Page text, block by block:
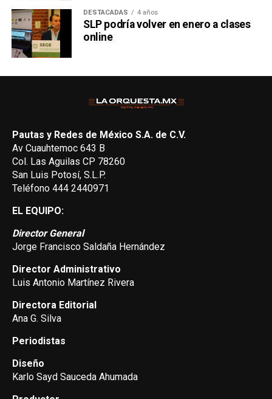
DESTACADAS 4 años
SLP podría volver en enero a clases
online
Pautas y Redes de México S.A. de C.V.
Av Cuauhtemoc 643 B
Col. Las Aguilas CP 78260
San Luis Potosí, S.L.P.
Teléfono 444 2440971
EL EQUIPO:
Director General
Jorge Francisco Saldaña Hernández
Director Administrativo
Luis Antonio Martínez Rivera
Directora Editorial
Ana G. Silva
Periodistas
Diseño
Karlo Sayd Sauceda Ahumada